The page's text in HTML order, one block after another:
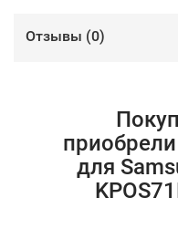
Отзывы (0)
для